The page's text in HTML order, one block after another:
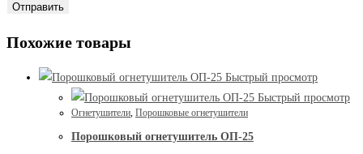
Похожие товары
Быстрый просмотр
Быстрый просмотр
Огнетушители Порошковые огнетушители
Порошковый огнетушитель ОП-25